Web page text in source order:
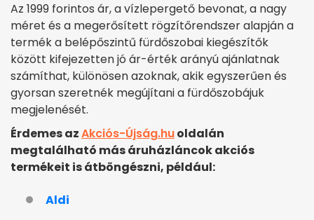
Az 1999 forintos ár, a vízlepergető bevonat, a nagy
méret és a megerősített rögzítőrendszer alapján a
termék a belépőszintű fürdőszobai kiegészítők
között kifejezetten jó ár-érték arányú ajánlatnak
számíthat, különösen azoknak, akik egyszerűen és
gyorsan szeretnék megújítani a fürdőszobájuk
megjelenését.
Érdemes azAkciós-Újság.huoldalán
megtalálható más áruházláncok akciós
termékeit is átböngészni, például:
Aldi